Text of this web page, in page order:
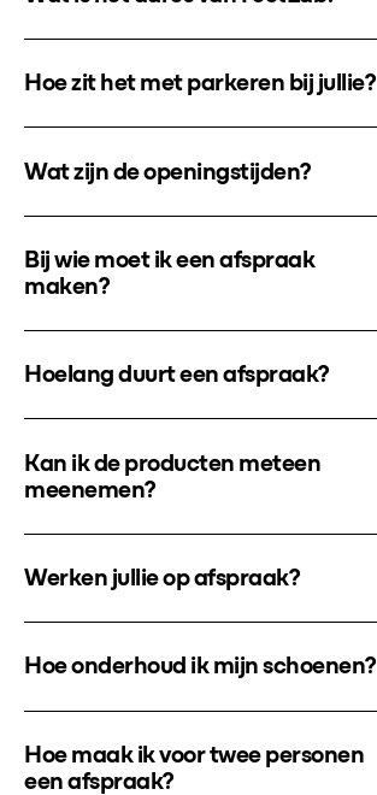
Hoe zit het met parkeren bij jullie?
Wat zijn de openingstijden?
Bij wie moet ik een afspraak
maken?
Hoelang duurt een afspraak?
Kan ik de producten meteen
meenemen?
Werken jullie op afspraak?
Hoe onderhoud ik mijn schoenen?
Hoe maak ik voor twee personen
een afspraak?